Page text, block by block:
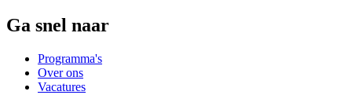
Ga snel naar
Programma's
Over ons
Vacatures